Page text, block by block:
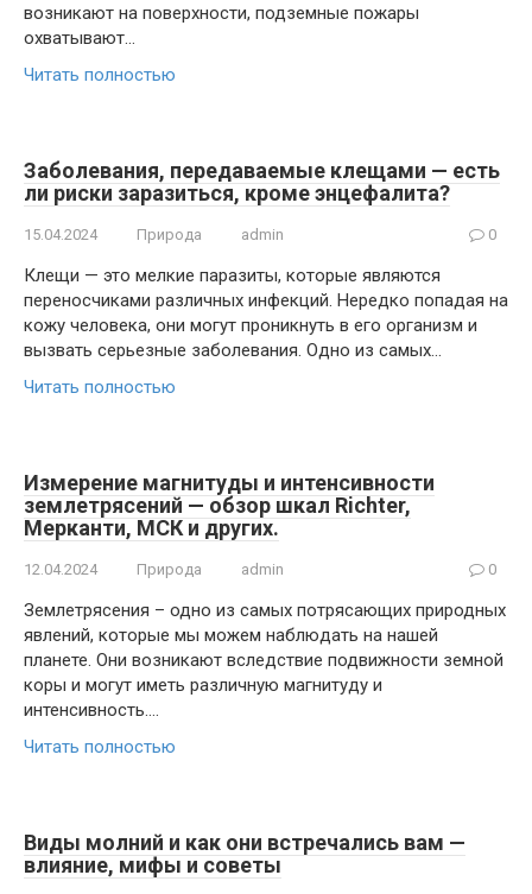
возникают на поверхности, подземные пожары
охватывают…
Читать полностью
Заболевания, передаваемые клещами — есть
ли риски заразиться, кроме энцефалита?
15.04.2024 Природа admin 0
Клещи — это мелкие паразиты, которые являются
переносчиками различных инфекций. Нередко попадая на
кожу человека, они могут проникнуть в его организм и
вызвать серьезные заболевания. Одно из самых…
Читать полностью
Измерение магнитуды и интенсивности
землетрясений — обзор шкал Richter,
Мерканти, МСК и других.
12.04.2024 Природа admin 0
Землетрясения – одно из самых потрясающих природных
явлений, которые мы можем наблюдать на нашей
планете. Они возникают вследствие подвижности земной
коры и могут иметь различную магнитуду и
интенсивность….
Читать полностью
Виды молний и как они встречались вам —
влияние, мифы и советы